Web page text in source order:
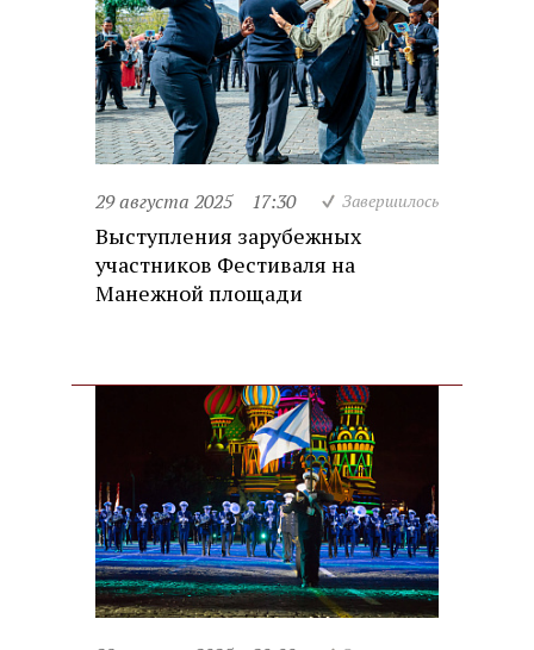
29 августа 2025 17:30 Завершилось
Выступления зарубежных
участников Фестиваля на
Манежной площади